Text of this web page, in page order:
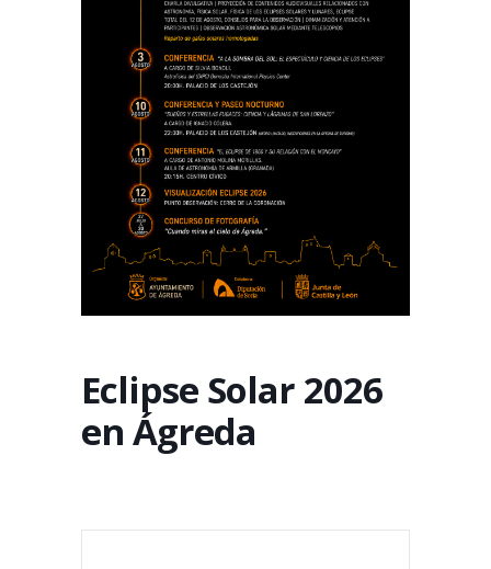
Eclipse Solar 2026
en Ágreda